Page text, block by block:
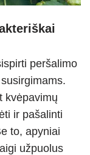
peršalimo
kvėpavimų
ir pašalinti
to, apyniai
užpuolus